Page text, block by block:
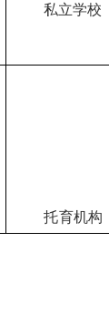
私立学校
托育机构